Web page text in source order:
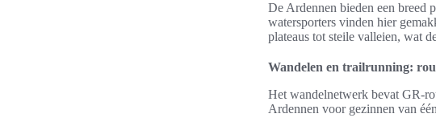
De Ardennen bieden een breed
watersporters vinden hier
plateaus tot steile valleien, wat
Wandelen en trailrunning:
Het wandelnetwerk bevat GR-
Ardennen voor gezinnen van